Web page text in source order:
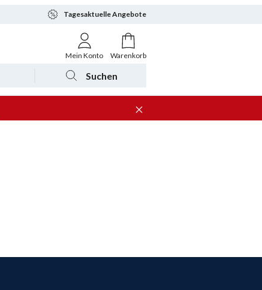
Tagesaktuelle Angebote
Mein Konto Warenkorb
Suchen